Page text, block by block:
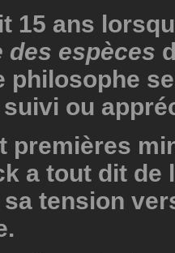
15 ans
des espèces
philosophe
suivi ou
premières
a tout dit de
sa tension